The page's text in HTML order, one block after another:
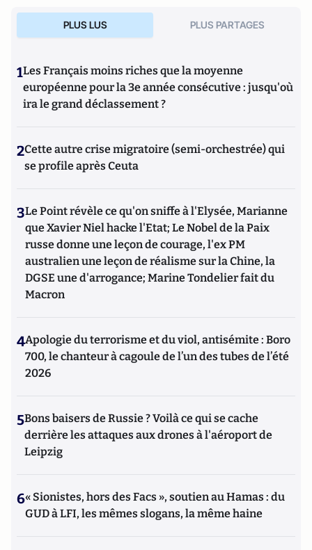
PLUS LUS PLUS PARTAGES
1Les Français moins riches que la moyenne
européenne pour la 3e année consécutive : jusqu'où
ira le grand déclassement ?
2Cette autre crise migratoire (semi-orchestrée) qui
se profile après Ceuta
3Le Point révèle ce qu'on sniffe à l'Elysée, Marianne
que Xavier Niel hacke l'Etat; Le Nobel de la Paix
russe donne une leçon de courage, l'ex PM
australien une leçon de réalisme sur la Chine, la
DGSE une d'arrogance; Marine Tondelier fait du
Macron
4Apologie du terrorisme et du viol, antisémite : Boro
700, le chanteur à cagoule de l’un des tubes de l’été
2026
5Bons baisers de Russie ? Voilà ce qui se cache
derrière les attaques aux drones à l'aéroport de
Leipzig
6« Sionistes, hors des Facs », soutien au Hamas : du
GUD à LFI, les mêmes slogans, la même haine